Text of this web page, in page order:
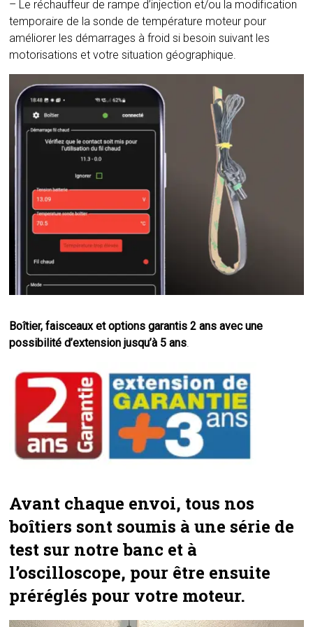
– Le réchauffeur de rampe d’injection et/ou la modification
temporaire de la sonde de température moteur pour
améliorer les démarrages à froid si besoin suivant les
motorisations et votre situation géographique.
Boîtier, faisceaux et options garantis 2 ans avec une
possibilité d’extension jusqu’à 5 ans.
Avant chaque envoi, tous nos
boîtiers sont soumis à une série de
test sur notre banc et à
l’oscilloscope, pour être ensuite
préréglés pour votre moteur.